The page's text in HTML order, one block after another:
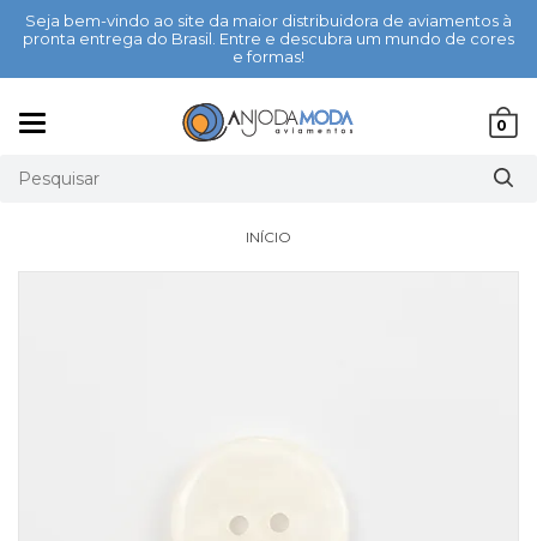
Seja bem-vindo ao site da maior distribuidora de aviamentos à
pronta entrega do Brasil. Entre e descubra um mundo de cores
e formas!
0
INÍCIO